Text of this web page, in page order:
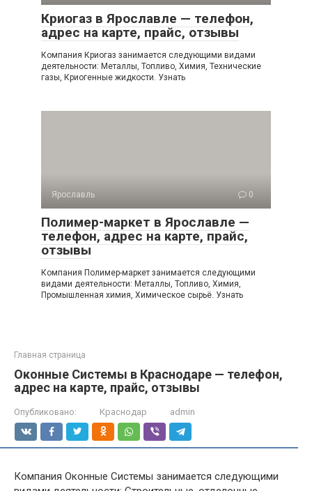
Криогаз в Ярославле — телефон,
адрес на карте, прайс, отзывы
Компания Криогаз занимается следующими видами
деятельности: Металлы, Топливо, Химия, Технические
газы, Криогенные жидкости. Узнать
Ярославль 0
Полимер-маркет в Ярославле —
телефон, адрес на карте, прайс,
отзывы
Компания Полимер-маркет занимается следующими
видами деятельности: Металлы, Топливо, Химия,
Промышленная химия, Химическое сырьё. Узнать
Главная страница
Оконные Системы в Краснодаре — телефон,
адрес на карте, прайс, отзывы
Опубликовано: Краснодар admin
Компания Оконные Системы занимается следующими